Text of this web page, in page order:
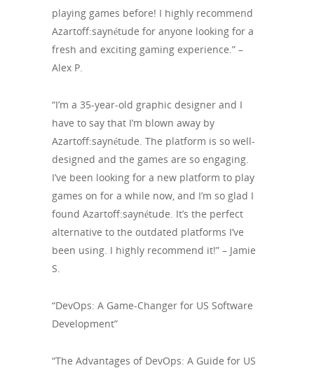
playing games before! I highly recommend
Azartoff:saynétude for anyone looking for a
fresh and exciting gaming experience.” –
Alex P.
“I’m a 35-year-old graphic designer and I
have to say that I’m blown away by
Azartoff:saynétude. The platform is so well-
designed and the games are so engaging.
I’ve been looking for a new platform to play
games on for a while now, and I’m so glad I
found Azartoff:saynétude. It’s the perfect
alternative to the outdated platforms I’ve
been using. I highly recommend it!” – Jamie
S.
“DevOps: A Game-Changer for US Software
Development”
“The Advantages of DevOps: A Guide for US